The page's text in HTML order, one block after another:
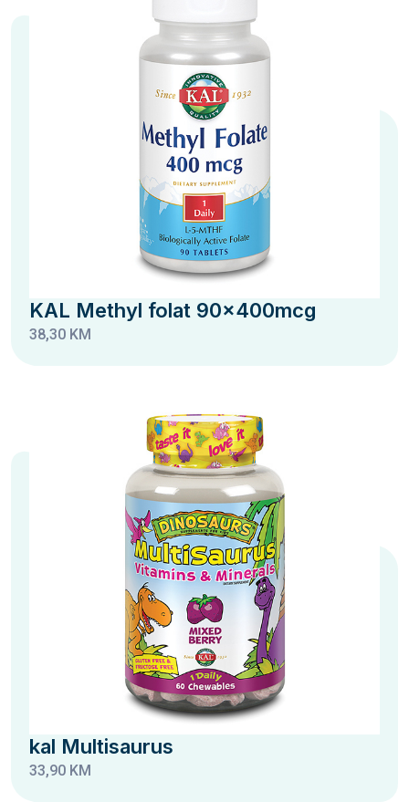
KAL Methyl folat 90x400mcg
38,30 KM
kal Multisaurus
33,90 KM